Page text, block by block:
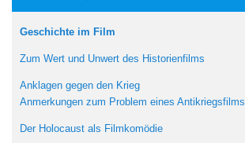
Geschichte im Film
Zum Wert und Unwert des Historienfilms
Anklagen gegen den Krieg
Anmerkungen zum Problem eines Antikriegsfilms
Der Holocaust als Filmkomödie